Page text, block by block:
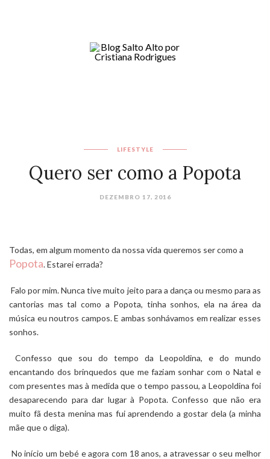
LIFESTYLE
Quero ser como a Popota
DEZEMBRO 17, 2016
Todas, em algum momento da nossa vida queremos ser como a
Popota. Estarei errada?
Falo por mim. Nunca tive muito jeito para a dança ou mesmo para as
cantorias mas tal como a Popota, tinha sonhos, ela na área da
música eu noutros campos. E ambas sonhávamos em realizar esses
sonhos.
Confesso que sou do tempo da Leopoldina, e do mundo
encantando dos brinquedos que me faziam sonhar com o Natal e
com presentes mas à medida que o tempo passou, a Leopoldina foi
desaparecendo para dar lugar à Popota. Confesso que não era
muito fã desta menina mas fui aprendendo a gostar dela (a minha
mãe que o diga).
No início um bebé e agora com 18 anos, a atravessar o seu melhor